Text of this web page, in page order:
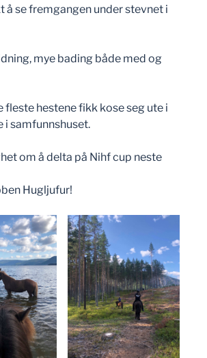
se fremgangen under stevnet i
mye bading både med og
hestene fikk kose seg ute i
i samfunnshuset.
om å delta på Nihf cup neste
Hugljufur!